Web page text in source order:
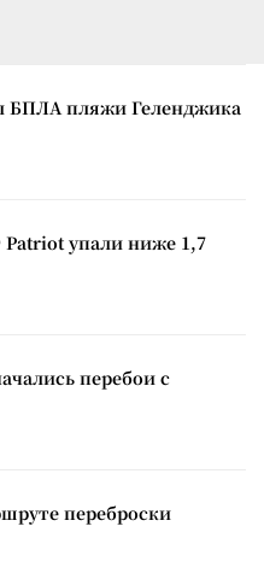
БПЛА пляжи Геленджика
упали ниже 1,7
перебои с
переброски